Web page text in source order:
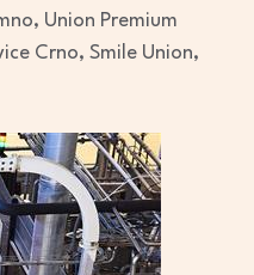
Union Premium
Crno, Smile Union,